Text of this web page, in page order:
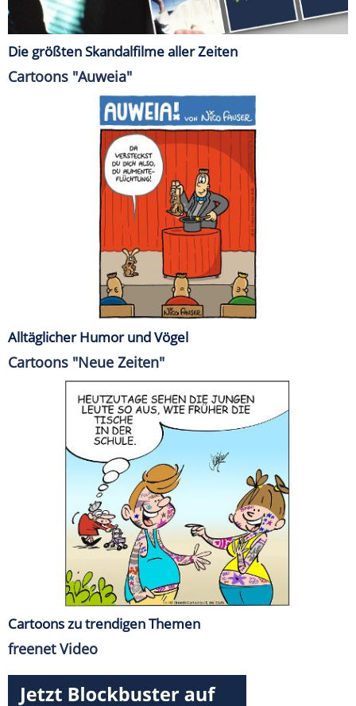
Die größten Skandalfilme aller Zeiten
Cartoons "Auweia"
Alltäglicher Humor und Vögel
Cartoons "Neue Zeiten"
Cartoons zu trendigen Themen
freenet Video